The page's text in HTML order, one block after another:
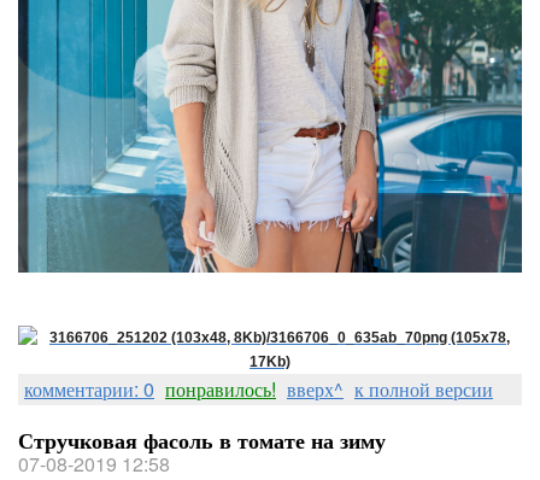
комментарии: 0 понравилось! вверх^ к полной версии
Стручковая фасоль в томате на зиму
07-08-2019 12:58